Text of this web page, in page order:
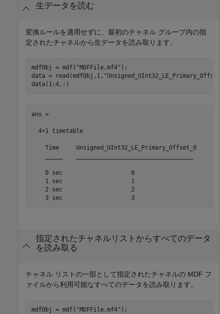
生データを読む
変換ルールを適用せずに、最初のチャネル グループ内の指
定されたチャネルから生データを読み取ります。
mdfObj = mdf( "MDFFile.mf4" );
data = read(mdfObj,1,
data(1:4,:)
ans =
  4×1 timetable
    Time     Unsigned_UInt32_LE_Primary_Offset_0
    0 sec                    0
    1 sec                    1
    2 sec                    2
    3 sec                    3
指定されたチャネルリストからすべてのデータ
を読み取る
チャネル リストの一部として指定されたチャネルの MDF フ
ァイルから利用可能なすべてのデータを読み取ります。
mdfObj = mdf( "MDFFile.mf4" );